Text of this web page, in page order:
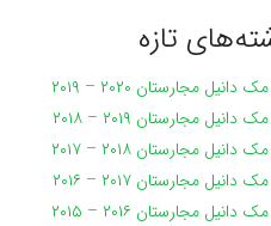
تازه
دانیل مجارستان ۲۰۲۰ – ۲۰۱۹
دانیل مجارستان ۲۰۱۹ – ۲۰۱۸
دانیل مجارستان ۲۰۱۸ – ۲۰۱۷
دانیل مجارستان ۲۰۱۷ – ۲۰۱۶
دانیل مجارستان ۲۰۱۶ – ۲۰۱۵